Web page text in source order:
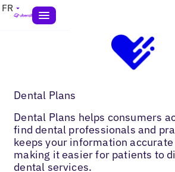
FR
Dental Plans
Dental Plans helps consumers
find dental professionals and
keeps your information
making it easier for patients to
dental services.